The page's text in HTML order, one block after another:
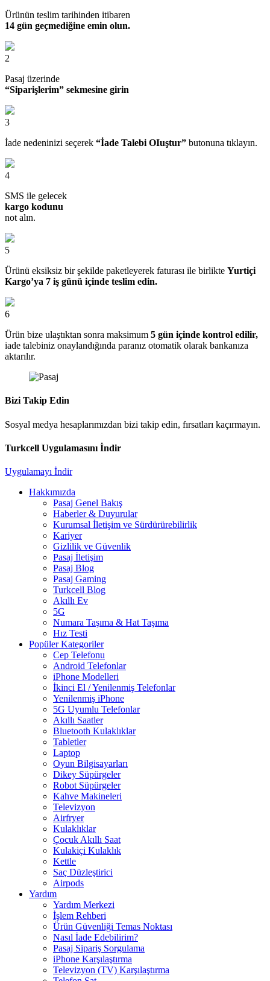
Ürünün teslim tarihinden itibaren
14 gün geçmediğine emin olun.
2
Pasaj üzerinde
“Siparişlerim” sekmesine girin
3
İade nedeninizi seçerek “İade Talebi OIuştur” butonuna tıklayın.
4
SMS ile gelecek
kargo kodunu
not alın.
5
Ürünü eksiksiz bir şekilde paketleyerek faturası ile birlikte Yurtiçi
Kargo’ya 7 iş günü içinde teslim edin.
6
Ürün bize ulaştıktan sonra maksimum 5 gün içinde kontrol edilir,
iade talebiniz onaylandığında paranız otomatik olarak bankanıza
aktarılır.
Bizi Takip Edin
Sosyal medya hesaplarımızdan bizi takip edin, fırsatları kaçırmayın.
Turkcell Uygulamasını İndir
Uygulamayı İndir
Hakkımızda
Pasaj Genel Bakış
Haberler & Duyurular
Kurumsal İletişim ve Sürdürürebilirlik
Kariyer
Gizlilik ve Güvenlik
Pasaj İletişim
Pasaj Blog
Pasaj Gaming
Turkcell Blog
Akıllı Ev
5G
Numara Taşıma & Hat Taşıma
Hız Testi
Popüler Kategoriler
Cep Telefonu
Android Telefonlar
iPhone Modelleri
İkinci El / Yenilenmiş Telefonlar
Yenilenmiş iPhone
5G Uyumlu Telefonlar
Akıllı Saatler
Bluetooth Kulaklıklar
Tabletler
Laptop
Oyun Bilgisayarları
Dikey Süpürgeler
Robot Süpürgeler
Kahve Makineleri
Televizyon
Airfryer
Kulaklıklar
Çocuk Akıllı Saat
Kulakiçi Kulaklık
Kettle
Saç Düzleştirici
Airpods
Yardım
Yardım Merkezi
İşlem Rehberi
Ürün Güvenliği Temas Noktası
Nasıl İade Edebilirim?
Pasaj Sipariş Sorgulama
iPhone Karşılaştırma
Televizyon (TV) Karşılaştırma